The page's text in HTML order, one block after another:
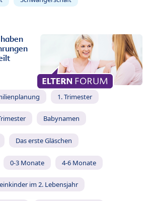
1. Trimester
Babynamen
Das erste Gläschen
0-3 Monate 4-6 Monate
im 2. Lebensjahr